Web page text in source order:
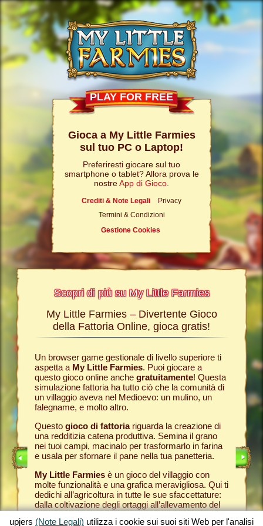
PLAY FOR FREE
Gioca a My Little Farmies
sul tuo PC o Laptop!
Preferiresti giocare sul tuo
smartphone o tablet? Allora prova le
nostreApp di Gioco
Crediti & Note Legali
Privacy
Termini & Condizioni
Gestione Cookies
Scopri di più su My Little Farmies
Nelle
nostro
sui
My Little Farmies – Divertente Gioco
della Fattoria Online, gioca gratis!
Un browser game gestionale di livello superiore ti
aspetta a My Little Farmies. Puoi giocare a
questo gioco online anche gratuitamente! Questa
simulazione fattoria ha tutto ciò che la comunità di
un villaggio aveva nel Medioevo: un mulino, un
falegname, e molto altro.
Questo gioco di fattoriariguarda la creazione di
una redditizia catena produttiva. Semina il grano
nei tuoi campi, macinalo per trasformarlo in farina
e usala per sfornare il pane nella tua panetteria.
My Little Farmiesè un gioco del villaggio con
molte funzionalità e una grafica meravigliosa. Qui ti
dedichi all’agricoltura in tutte le sue sfaccettature:
dalla coltivazione degli ortaggi all’allevamento del
Tutto
nella
Per
nella
Come
ti
che
gran
creato
My
gioco
upjers (Note Legali) utilizza i cookie sui suoi siti Web per l'analisi